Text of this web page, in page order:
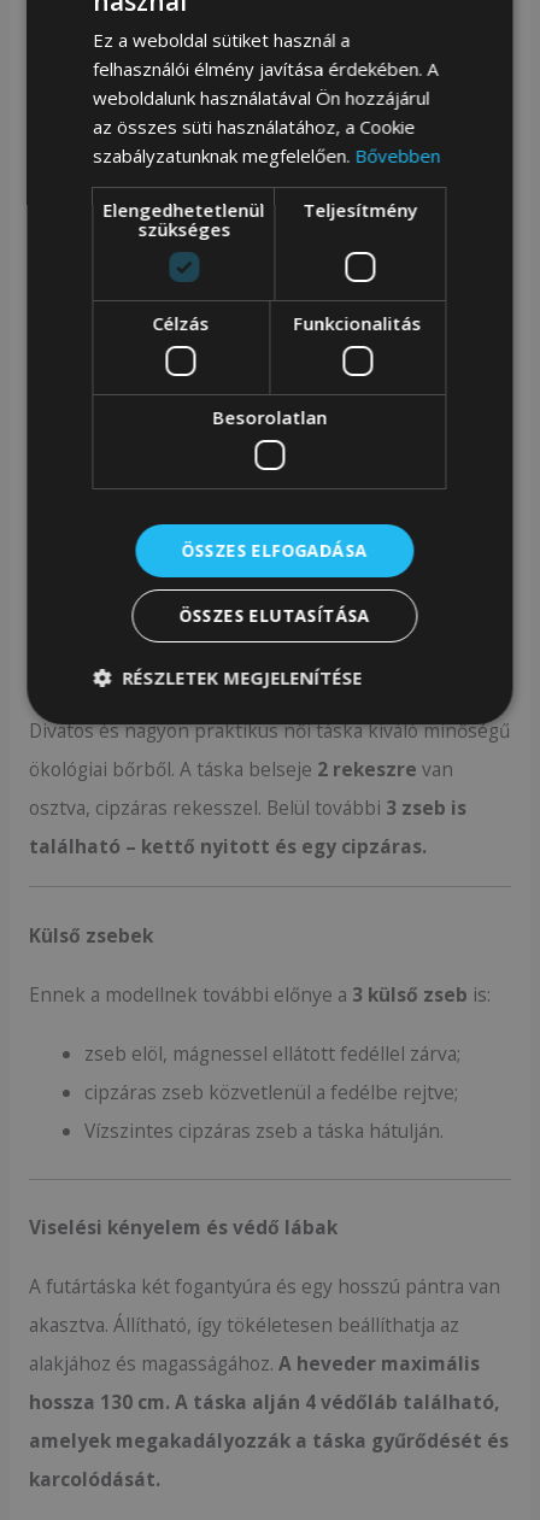
Klasszikus női kézitáska műbőrből — Peterson
Kiváló minőségű kivitelezés |A legjobb
minőségű ökológiai bőrből készült;
Klasszikus szabás és divatos kivitel;
Tágas és funkcionális |
Könnyű kézitáska,
amely A4-es formátumban elfér. További
zsebekkel van felszerelve, amelyek
megkönnyítik az apró tárgyak elhelyezését;
Hosszú állítható pánt |Kézitáska fogantyúval
és rögzíthető vállpánttal;
Alsó védőlábakkal |Az enyhén merevített alja
védőlábakkal van ellátva, amelyek
megakadályozzák a karcolásokat.
Klasszikusok városi csavarral
Divatos és nagyon praktikus női táska kiváló minőségű
ökológiai bőrből. A táska belseje 2 rekeszre van
osztva, cipzáras rekesszel. Belül további 3 zseb is
található – kettő nyitott és egy cipzáras.
Külső zsebek
Ennek a modellnek további előnye a 3 külső zseb is:
zseb elöl, mágnessel ellátott fedéllel zárva;
cipzáras zseb közvetlenül a fedélbe rejtve;
Vízszintes cipzáras zseb a táska hátulján.
Viselési kényelem és védő lábak
A futártáska két fogantyúra és egy hosszú pántra van
akasztva. Állítható, így tökéletesen beállíthatja az
alakjához és magasságához. A heveder maximális
hossza 130 cm. A táska alján 4 védőláb található,
amelyek megakadályozzák a táska gyűrődését és
karcolódását.
Ez a weboldal sütiket használ a
felhasználói élmény javítása érdekében. A
weboldalunk használatával Ön hozzájárul
az összes süti használatához, a Cookie
szabályzatunknak megfelelően. Bővebben
Elengedhetetlenül
szükséges
Teljesítmény
Célzás Funkcionalitás
Besorolatlan
ÖSSZES ELFOGADÁSA
ÖSSZES ELUTASÍTÁSA
RÉSZLETEK MEGJELENÍTÉSE